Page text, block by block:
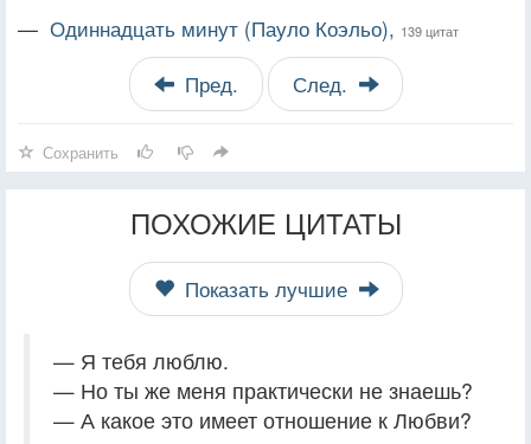
— Одиннадцать минут (Пауло Коэльо), 139 цитат
Пред. След.
Сохранить
ПОХОЖИЕ ЦИТАТЫ
Показать лучшие
— Я тебя люблю.
— Но ты же меня практически не знаешь?
— А какое это имеет отношение к Любви?